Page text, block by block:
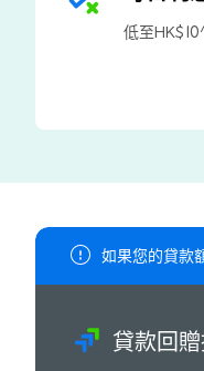
低至HK$
如果您的貸款
貸款回